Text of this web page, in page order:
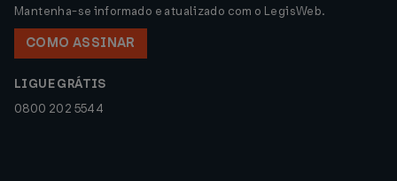
Mantenha-se informado e atualizado com o LegisWeb.
COMO ASSINAR
LIGUE GRÁTIS
0800 202 5544